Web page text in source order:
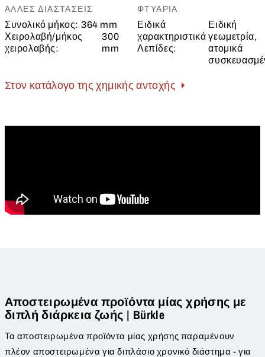
ΆΛΛΕΣ ΔΙΑΣΤΆΣΕΙΣ
Συνολικό μήκος: 364 mm
Χειρολαβή/μήκος
χειρολαβής:
300
mm
ΦΤΥΆΡΙΑ
Ειδικά
χαρακτηριστικά
Λεπίδες:
Ειδική
γεωμετρία,
ατομικά
Στον κατάλογο της χημικής αντοχής
Αποστειρωμένα προϊόντα μίας χρήσης με
διπλή διάρκεια ζωής | Bürkle
Τα αποστειρωμένα προϊόντα μίας χρήσης παραμένουν
πλέον αποστειρωμένα για διπλάσιο χρονικό διάστημα - για